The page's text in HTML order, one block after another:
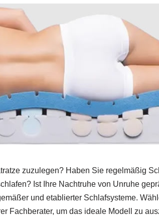
zuzulegen? Haben Sie regelmäßig
Ist Ihre Nachtruhe von Unruhe
und etablierter Schlafsysteme.
Fachberater, um das ideale Modell zu